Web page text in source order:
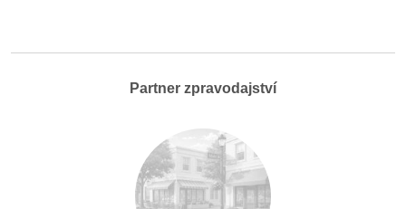
Partner zpravodajství